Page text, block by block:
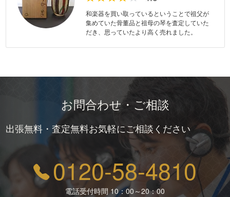
和楽器を買い取っているということで祖父が
集めていた骨董品と祖母の琴を査定していた
だき、思っていたより高く売れました。
お問合わせ・ご相談
出張無料・査定無料お気軽にご相談ください
0120-58-4810
電話受付時間 10：00～20：00